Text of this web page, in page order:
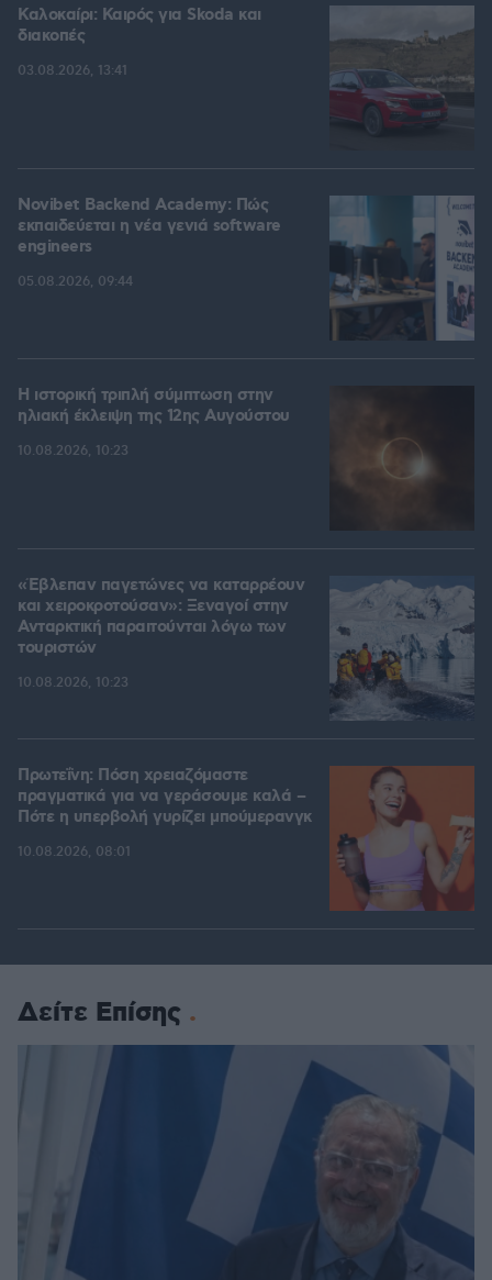
Καλοκαίρι: Καιρός για Skoda και
διακοπές
03.08.2026, 13:41
Novibet Backend Academy: Πώς
εκπαιδεύεται η νέα γενιά software
engineers
05.08.2026, 09:44
Η ιστορική τριπλή σύμπτωση στην
ηλιακή έκλειψη της 12ης Αυγούστου
10.08.2026, 10:23
«Έβλεπαν παγετώνες να καταρρέουν
και χειροκροτούσαν»: Ξεναγοί στην
Ανταρκτική παραιτούνται λόγω των
τουριστών
10.08.2026, 10:23
Πρωτεΐνη: Πόση χρειαζόμαστε
πραγματικά για να γεράσουμε καλά –
Πότε η υπερβολή γυρίζει μπούμερανγκ
10.08.2026, 08:01
Δείτε Επίσης